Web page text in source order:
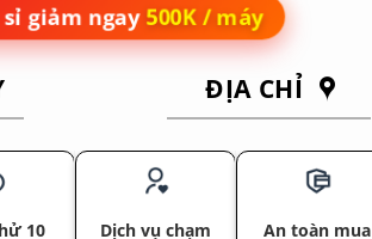
giảm ngay500K / máy
ĐỊA CHỈ
10
Dịch vụ chạm
An toàn mua